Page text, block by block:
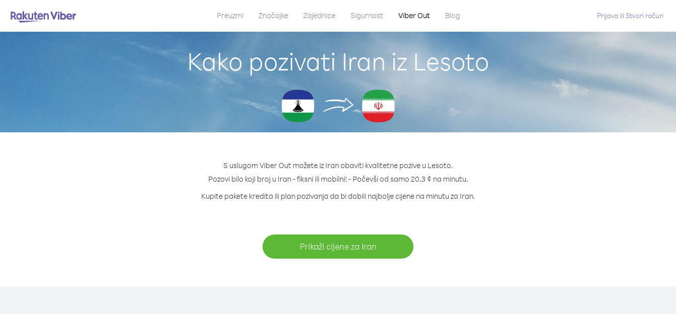
Preuzmi Značajke Zajednice Sigurnost Viber Out Blog Prijava ili Stvori račun
Kako pozivati Iran iz Lesoto
S uslugom Viber Out možete iz Iran obaviti kvalitetne pozive u Lesoto.
Pozovi bilo koji broj u Iran - fiksni ili mobilni! - Počevši od samo 20.3 ¢ na minutu.
Kupite pakete kredita ili plan pozivanja da bi dobili najbolje cijene na minutu za Iran.
Prikaži cijene za Iran